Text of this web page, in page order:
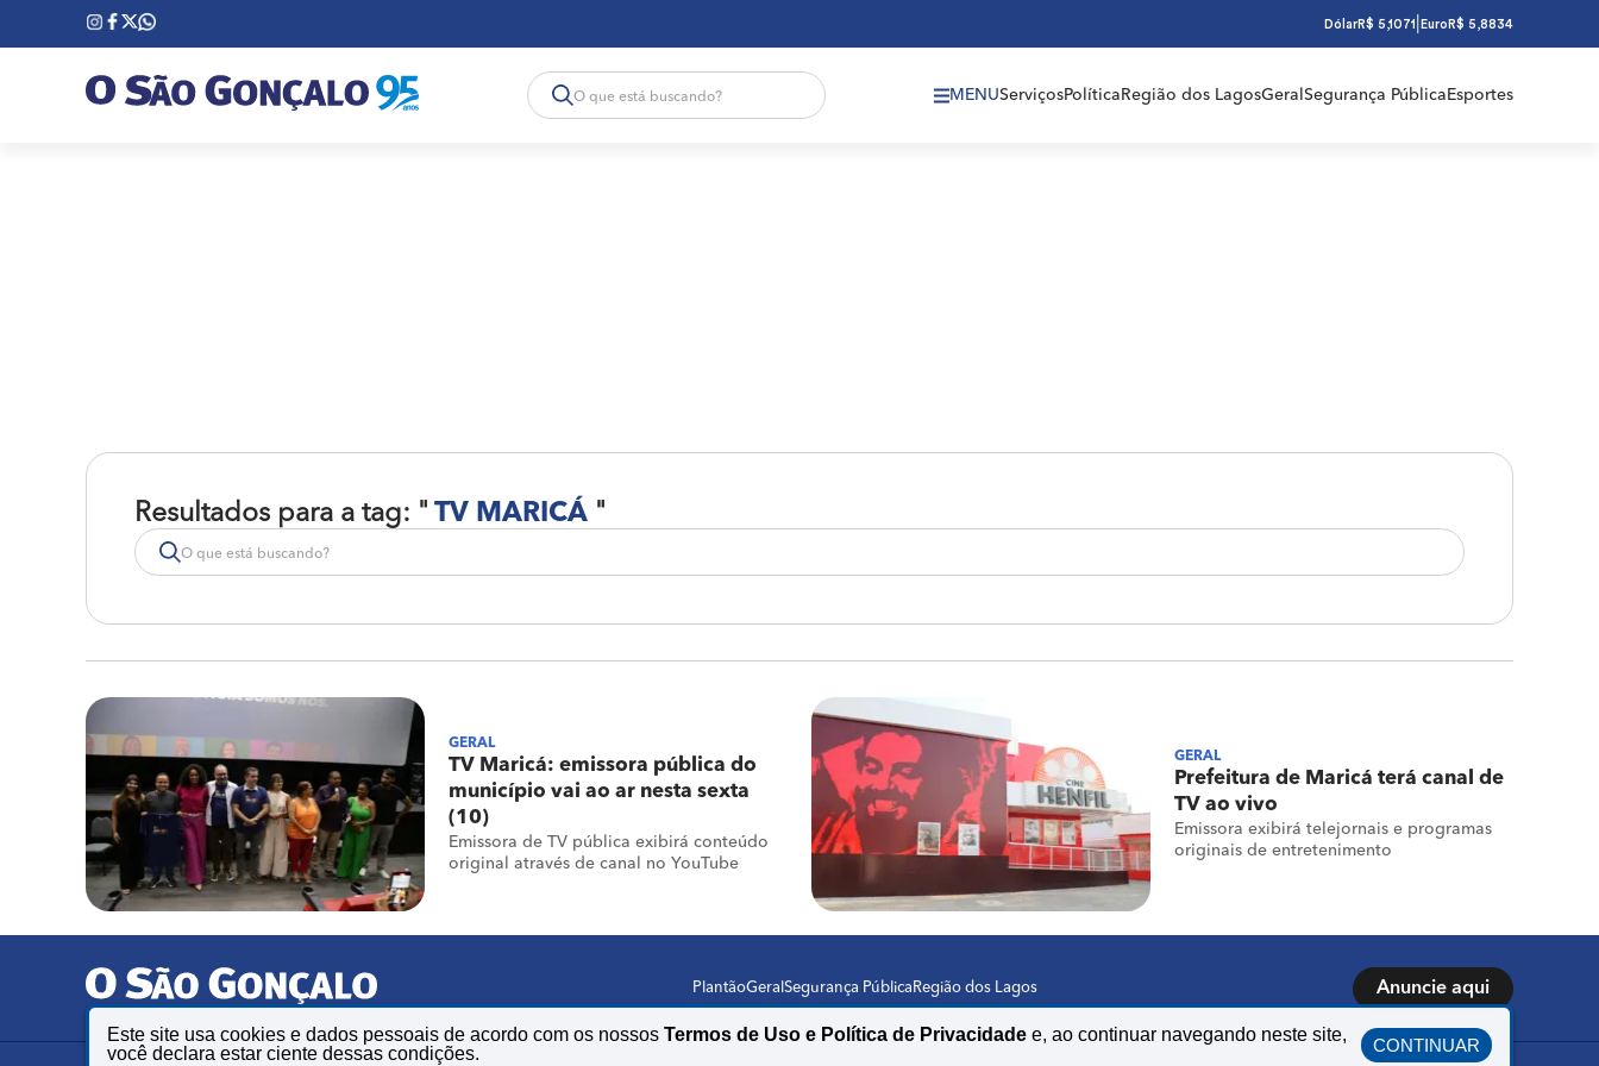
DólarR$ 5,1071 Euro R$ 5,8834
MENUServiçosPolítica Região dos LagosGeral Segurança Pública Esportes
Resultados para a tag: " TV MARICÁ "
GERAL
TV Maricá: emissora pública do
município vai ao ar nesta sexta
(10)
Emissora de TV pública exibirá conteúdo
original através de canal no YouTube
GERAL
Prefeitura de Maricá terá canal de
TV ao vivo
Emissora exibirá telejornais e programas
originais de entretenimento
Este site usa cookies e dados pessoais de acordo com os nossos Termos de Uso e Política de Privacidade e, ao continuar navegando neste site,
você declara estar ciente dessas condições.
CONTINUAR
PlantãoGeral Segurança Pública Região dos Lagos Anuncie aqui